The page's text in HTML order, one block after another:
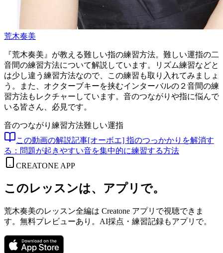
荒木奏美
『荒木奏美』が教える難しい指の練習方法。難しい運指の二
音間の練習方法について解説しています。リズム練習などと
は少し違う練習方法なので、この練習も取り入れてみましょ
う。また、オクターブキーを挟むインターバルの２音間の練
習方法もレクチャーしています。音のつながりや指に悩んで
いる皆さん、必見です。
音のつながり 練習方法難しい運指
この動画の解説記事[オーボエ] 指のつっかかりを解消す
る：問題が起きやすい音を集中的に練習する方法
CREATONE APP
このレッスンは、アプリで。
荒木奏美のレッスン全編は Creatone アプリで視聴できま
す。無料プレビューあり。AI採点・練習記録もアプリで。